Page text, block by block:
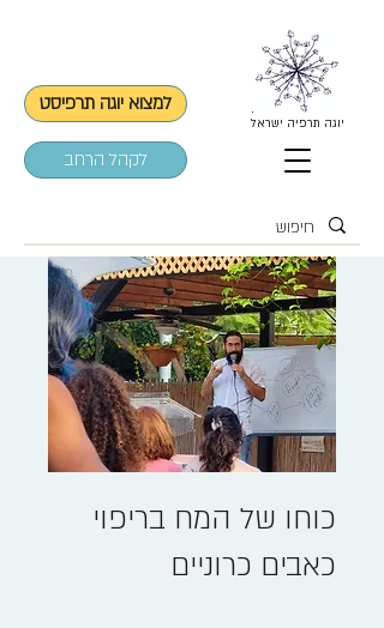
למצוא יוגה תרפיסט
לקהל הרחב
יוגה תרפיה ישראל
כוחו של המח בריפוי
כאבים כרוניים